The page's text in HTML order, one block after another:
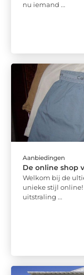
nu iemand ...
Aanbiedingen
De online shop
Welkom bij de
unieke stijl
uitstraling ...